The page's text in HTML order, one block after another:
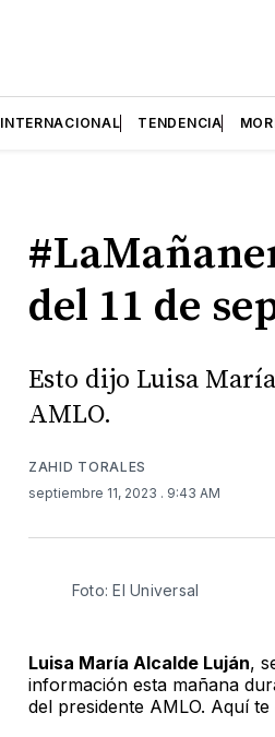
INTERNACIONAL TENDENCIA
del 11 de
Esto dijo Luisa
AMLO.
ZAHID TORALES
septiembre 11, 2023 . 9:43 AM
Foto: El Universal
Luisa María Alcalde Luján,
información esta mañana
del presidente AMLO. Aquí